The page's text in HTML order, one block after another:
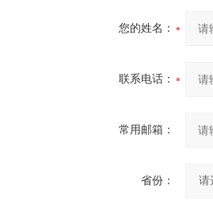
您的姓名：
联系电话：
常用邮箱：
省份：